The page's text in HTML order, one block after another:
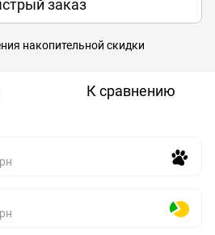
заказ
накопительной скидки
К сравнению